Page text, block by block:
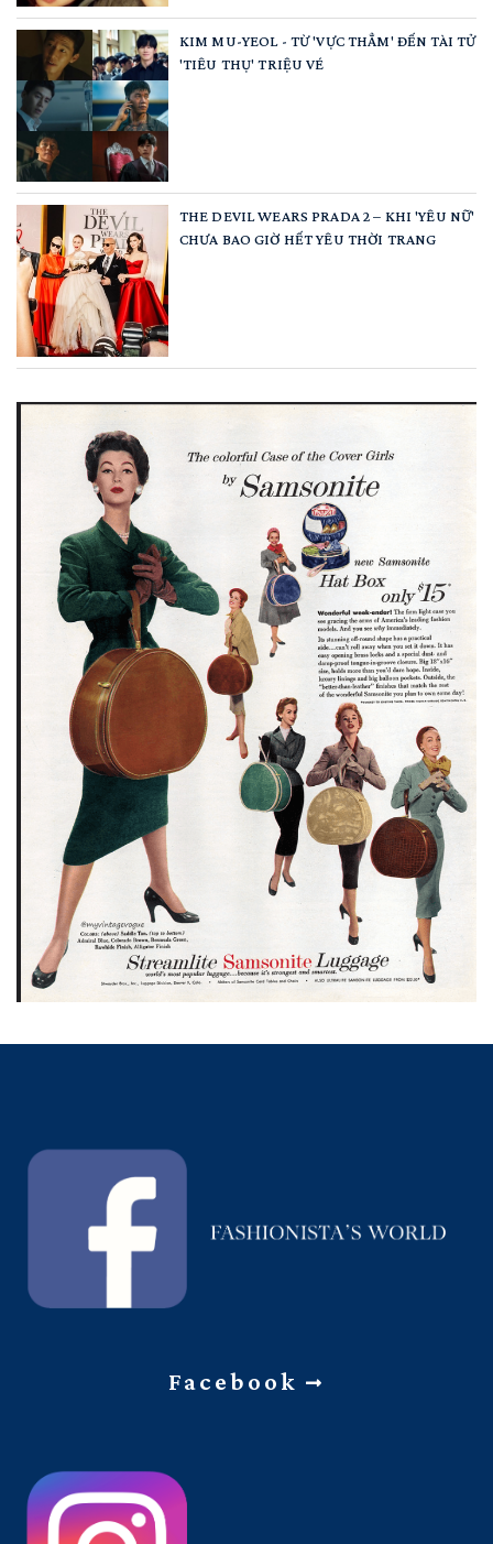
KIM MU-YEOL - TỪ 'VỰC THẲM' ĐẾN TÀI TỬ
'TIÊU THỤ' TRIỆU VÉ
THE DEVIL WEARS PRADA 2 – KHI 'YÊU NỮ'
CHƯA BAO GIỜ HẾT YÊU THỜI TRANG
Facebook